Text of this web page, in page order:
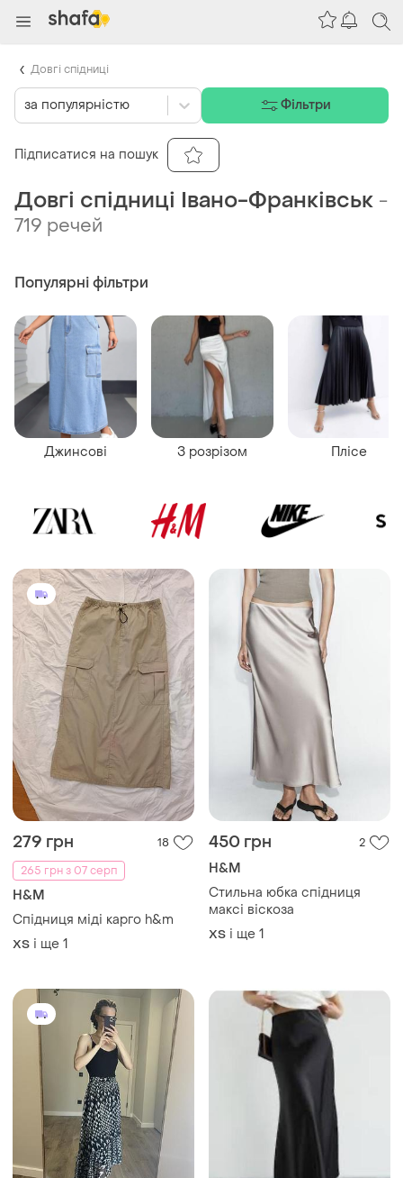
Довгі спідниці Івано-Франківськ -
719 речей
279 грн
18
265 грн з 07 серп
H&M
Спідниця міді карго h&m
ХS і ще 1
450 грн 2
H&M
Стильна юбка спідниця
максі віскоза
ХS і ще 1
Популярні фільтри
Джинсові З розрізом Плісе
за популярністю Фільтри
Підписатися на пошук
Довгі спідниці